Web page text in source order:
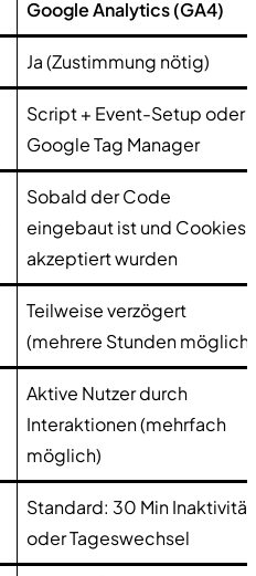
Google Analytics (GA4)
Ja (Zustimmung nötig)
Script + Event-Setup oder
Google Tag Manager
Sobald der Code
eingebaut ist und Cookies
akzeptiert wurden
Teilweise verzögert
(mehrere Stunden möglich)
Aktive Nutzer durch
Interaktionen (mehrfach
möglich)
Standard: 30 Min Inaktivität
oder Tageswechsel